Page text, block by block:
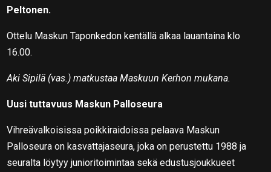
Peltonen.
Ottelu Maskun Taponkedon kentällä alkaa lauantaina klo
16.00.
Aki Sipilä (vas.) matkustaa Maskuun Kerhon mukana.
Uusi tuttavuus Maskun Palloseura
Vihreävalkoisissa poikkiraidoissa pelaava Maskun
Palloseura on kasvattajaseura, joka on perustettu 1988 ja
seuralta löytyy junioritoimintaa sekä edustusjoukkueet